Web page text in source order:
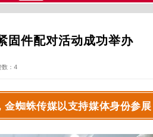
固件配对活动成功举办
数：4
金蜘蛛传媒以支持媒体身份参展